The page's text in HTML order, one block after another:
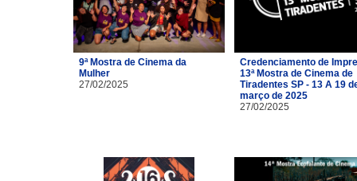
9ª Mostra de Cinema da
Mulher
27/02/2025
Credenciamento de
13ª Mostra de Cinema de
Tiradentes SP - 13 A 19
março de 2025
27/02/2025